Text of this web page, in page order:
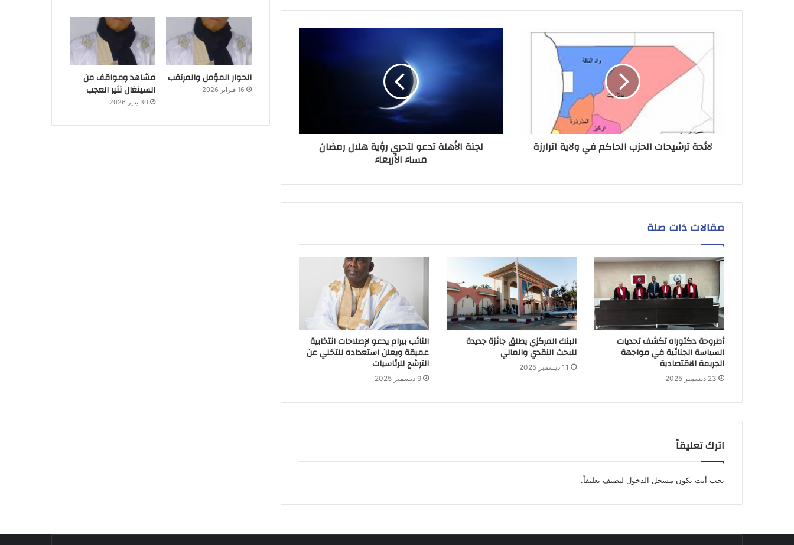
لائحة ترشيحات الحزب الحاكم في ولاية اترارزة لجنة الأهلة تدعو لتحري رؤية هلال رمضان
مساء الأربعاء
مقالات ذات صلة
أطروحة دكتوراه تكشف تحديات
السياسة الجنائية في مواجهة
الجريمة الاقتصادية
23 ديسمبر 2025
البنك المركزي يطلق جائزة جديدة
للبحث النقدي والمالي
11 ديسمبر 2025
النائب بيرام يدعو لإصلاحات انتخابية
عميقة ويعلن استعداده للتخلي عن
الترشح للرئاسيات
9 ديسمبر 2025
اترك تعليقاً
يجب أنت تكون مسجل الدخول لتضيف تعليقاً.
الحوار المؤمل والمرتقب
16 فبراير 2026
مشاهد ومواقف من
السينغال تثير العجب
30 يناير 2026